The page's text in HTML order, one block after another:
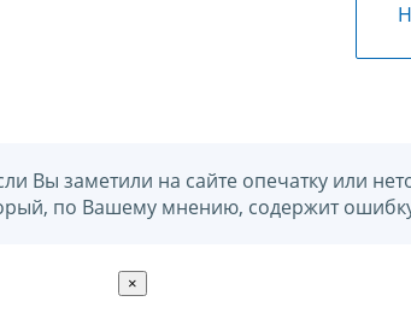
Вы заметили на сайте опечатку или
по Вашему мнению, содержит
×